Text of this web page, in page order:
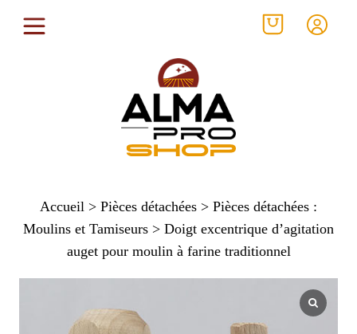
Accueil > Pièces détachées > Pièces détachées :
Moulins et Tamiseurs > Doigt excentrique d’agitation
auget pour moulin à farine traditionnel